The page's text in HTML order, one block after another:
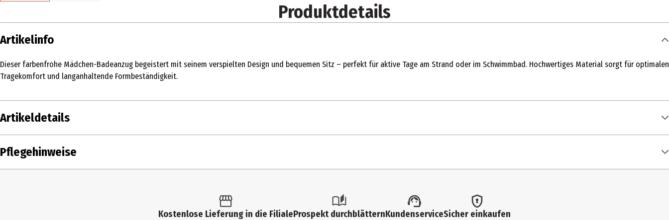
Produktdetails
Artikelinfo
Dieser farbenfrohe Mädchen-Badeanzug begeistert mit seinem verspielten Design und bequemen Sitz – perfekt für aktive Tage am Strand oder im Schwimmbad. Hochwertiges Material sorgt für optimalen
Tragekomfort und langanhaltende Formbeständigkeit.
Artikeldetails
Inhalt
Produkttyp Badeanzug
Blau, Gelb, Lila, Rot, Weiß
Pflegehinweise
Kostenlose Lieferung in die FilialeProspekt durchblätternKundenserviceSicher einkaufen